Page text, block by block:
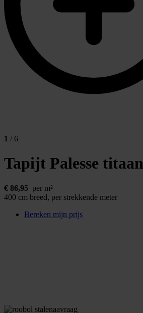
1 / 6
Tapijt Palesse titaan
€ 86,95 per m²
400 cm breed, per strekkende meter
Bereken mijn prijs